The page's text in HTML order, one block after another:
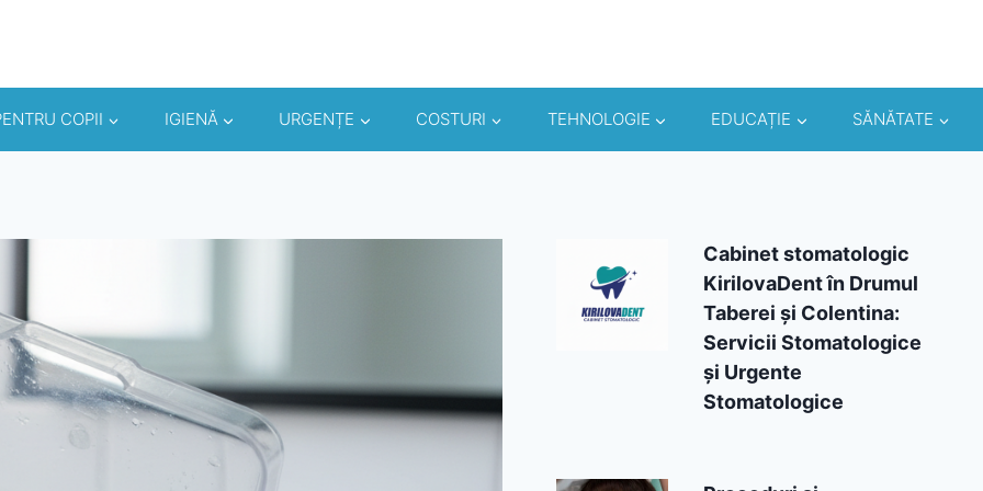
COPII IGIENĂ URGENȚE COSTURI TEHNOLOGIE EDUCAȚIE SĂNĂTATE
Cabinet stomatologic
KirilovaDent în Drumul
Taberei și Colentina:
Servicii Stomatologice
și Urgente
Stomatologice